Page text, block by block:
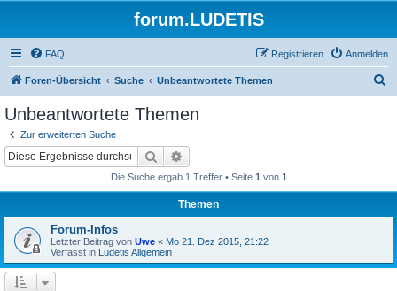
forum.LUDETIS
FAQ Anmelden
Registrieren
Foren-Übersicht Suche Unbeantwortete Themen
Unbeantwortete Themen
Zur erweiterten Suche
Suche
Die Suche ergab 1 Treffer • Seite 1 von 1
Themen
Forum-Infos
Letzter Beitrag von Uwe « Mo 21. Dez 2015, 21:22
Verfasst in Ludetis Allgemein